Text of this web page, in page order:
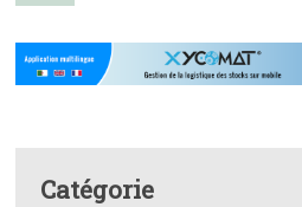
Catégorie